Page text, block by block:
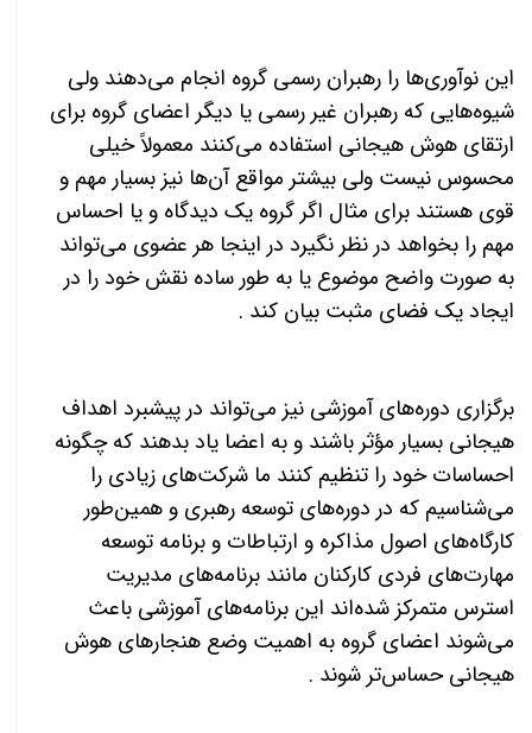
این نوآوری‌ها را رهبران رسمی گروه انجام می‌دهند ولی
شیوه‌هایی که رهبران غیر رسمی یا دیگر اعضای گروه برای
ارتقای هوش هیجانی استفاده می‌کنند معمولاً خیلی
محسوس نیست ولی بیشتر مواقع آن‌ها نیز بسیار مهم و
قوی هستند برای مثال اگر گروه یک دیدگاه و یا احساس
مهم را بخواهد در نظر نگیرد در اینجا هر عضوی می‌تواند
به صورت واضح موضوع یا به طور ساده نقش خود را در
ایجاد یک فضای مثبت بیان کند .
برگزاری دوره‌های آموزشی نیز می‌تواند در پیشبرد اهداف
هیجانی بسیار مؤثر باشند و به اعضا یاد بدهند که چگونه
احساسات خود را تنظیم کنند ما شرکت‌های زیادی را
می‌شناسیم که در دوره‌های توسعه رهبری و همین‌طور
کارگاه‌های اصول مذاکره و ارتباطات و برنامه توسعه
مهارت‌های فردی کارکنان مانند برنامه‌های مدیریت
استرس متمرکز شده‌اند این برنامه‌های آموزشی باعث
می‌شوند اعضای گروه به اهمیت وضع هنجارهای هوش
هیجانی حساس‌تر شوند .